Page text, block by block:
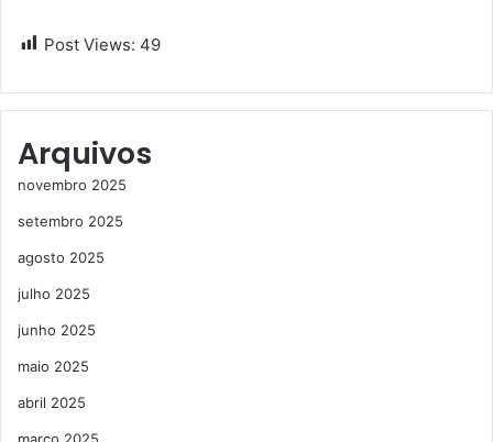
Post Views: 49
Arquivos
novembro 2025
setembro 2025
agosto 2025
julho 2025
junho 2025
maio 2025
abril 2025
março 2025